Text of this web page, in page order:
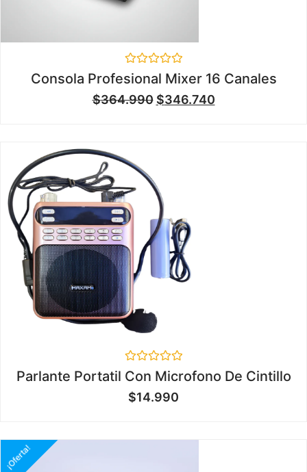
Valorado
en
0
de
Consola Profesional Mixer 16 Canales
$364.990 $346.740
Valorado
en
0
de
Parlante Portatil Con Microfono De Cintillo
$14.990
¡Oferta!